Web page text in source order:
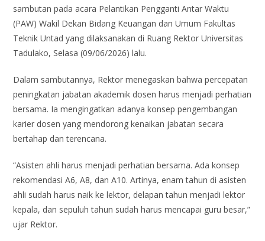
sambutan pada acara Pelantikan Pengganti Antar Waktu
(PAW) Wakil Dekan Bidang Keuangan dan Umum Fakultas
Teknik Untad yang dilaksanakan di Ruang Rektor Universitas
Tadulako, Selasa (09/06/2026) lalu.
Dalam sambutannya, Rektor menegaskan bahwa percepatan
peningkatan jabatan akademik dosen harus menjadi perhatian
bersama. Ia mengingatkan adanya konsep pengembangan
karier dosen yang mendorong kenaikan jabatan secara
bertahap dan terencana.
“Asisten ahli harus menjadi perhatian bersama. Ada konsep
rekomendasi A6, A8, dan A10. Artinya, enam tahun di asisten
ahli sudah harus naik ke lektor, delapan tahun menjadi lektor
kepala, dan sepuluh tahun sudah harus mencapai guru besar,”
ujar Rektor.